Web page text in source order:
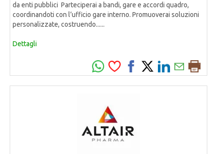
da enti pubblici Parteciperai a bandi, gare e accordi quadro,
coordinandoti con l’ufficio gare interno. Promuoverai soluzioni
personalizzate, costruendo......
Dettagli